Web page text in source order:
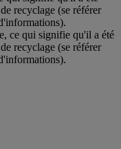
recyclage (se référer
ce qui signifie qu'il a été
recyclage (se référer